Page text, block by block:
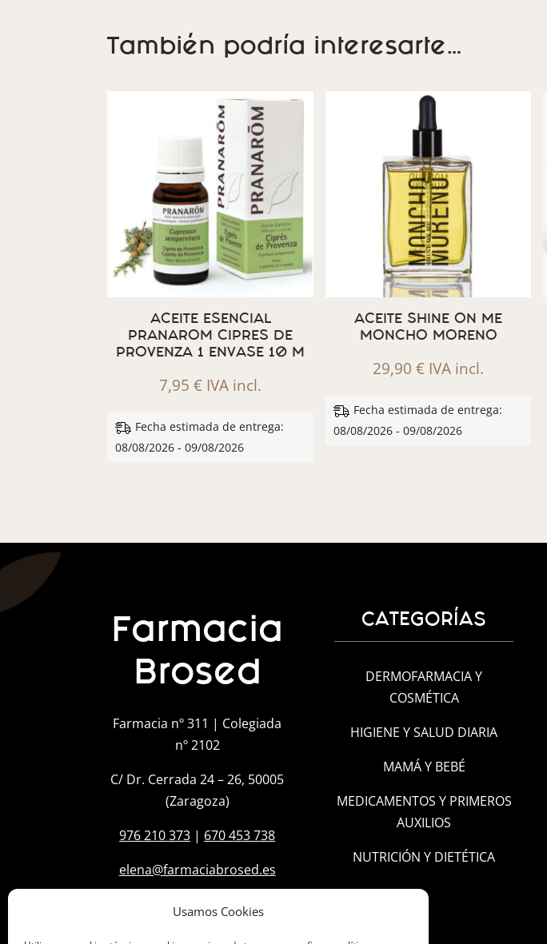
Usamos Cookies
También podría interesarte…
ACEITE ESENCIAL
PRANAROM CIPRES DE
PROVENZA 1 ENVASE 10 M
7,95€ IVA incl.
Fecha estimada de entrega:
08/08/2026 - 09/08/2026
ACEITE SHINE ON ME
MONCHO MORENO
29,90€ IVA incl.
Fecha estimada de entrega:
08/08/2026 - 09/08/2026
Farmacia
Brosed
Farmacia nº 311 | Colegiada
nº 2102
C/ Dr. Cerrada 24 – 26, 50005
(Zaragoza)
976 210 373 | 670 453 738
elena@farmaciabrosed.es
CATEGORÍAS
DERMOFARMACIA Y
COSMÉTICA
HIGIENE Y SALUD DIARIA
MAMÁ Y BEBÉ
MEDICAMENTOS Y PRIMEROS
AUXILIOS
NUTRICIÓN Y DIETÉTICA